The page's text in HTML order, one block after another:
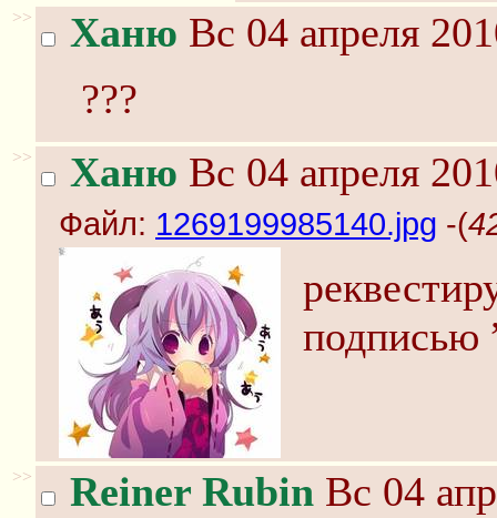
>> Ханю Вс 04 апреля
???
>> Ханю Вс 04 апреля
Файл: 1269199985140.jpg -(
подписью
>> Reiner Rubin Вс 04